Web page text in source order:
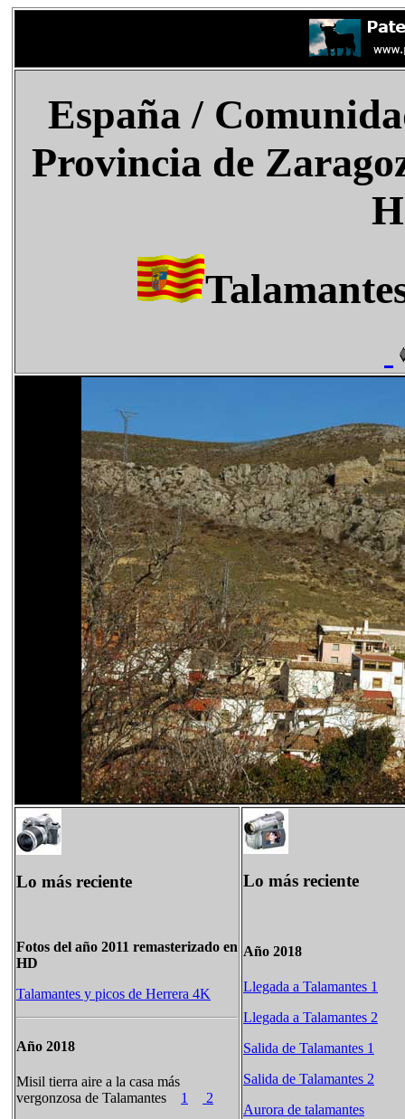
España /
Provincia de
Lo más reciente
Fotos del año 2011 remasterizado en
HD
Talamantes y picos de Herrera 4K
Año 2018
Misil tierra aire a la casa más
vergonzosa de Talamantes 1
2
Lo más reciente
Año 2018
Llegada a Talamantes 1
Llegada a Talamantes 2
Salida de Talamantes 1
Salida de Talamantes 2
Aurora de talamantes